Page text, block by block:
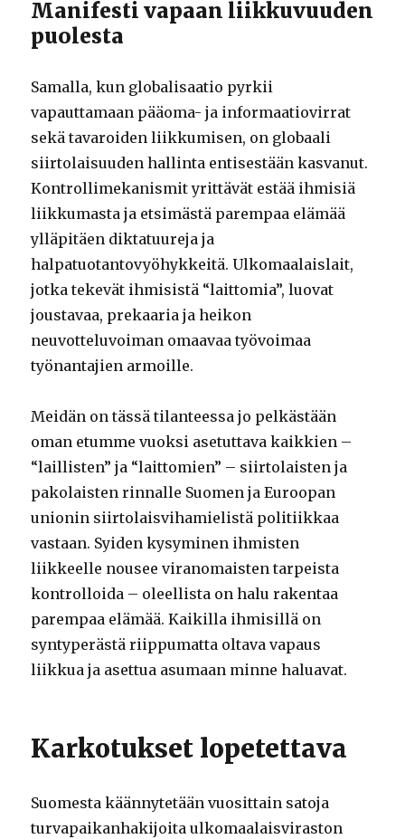
Manifesti vapaan liikkuvuuden
puolesta
Samalla, kun globalisaatio pyrkii
vapauttamaan pääoma- ja informaatiovirrat
sekä tavaroiden liikkumisen, on globaali
siirtolaisuuden hallinta entisestään kasvanut.
Kontrollimekanismit yrittävät estää ihmisiä
liikkumasta ja etsimästä parempaa elämää
ylläpitäen diktatuureja ja
halpatuotantovyöhykkeitä. Ulkomaalaislait,
jotka tekevät ihmisistä “laittomia”, luovat
joustavaa, prekaaria ja heikon
neuvotteluvoiman omaavaa työvoimaa
työnantajien armoille.
Meidän on tässä tilanteessa jo pelkästään
oman etumme vuoksi asetuttava kaikkien –
“laillisten” ja “laittomien” – siirtolaisten ja
pakolaisten rinnalle Suomen ja Euroopan
unionin siirtolaisvihamielistä politiikkaa
vastaan. Syiden kysyminen ihmisten
liikkeelle nousee viranomaisten tarpeista
kontrolloida – oleellista on halu rakentaa
parempaa elämää. Kaikilla ihmisillä on
syntyperästä riippumatta oltava vapaus
liikkua ja asettua asumaan minne haluavat.
Karkotukset lopetettava
Suomesta käännytetään vuosittain satoja
turvapaikanhakijoita ulkomaalaisviraston